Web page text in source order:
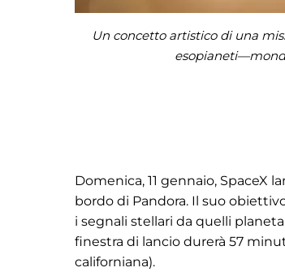
Un concetto artistico di una
Domenica, 11 gennaio, SpaceX
bordo di Pandora. Il suo
i segnali stellari da quelli
finestra di lancio durerà 57 minuti
californiana).